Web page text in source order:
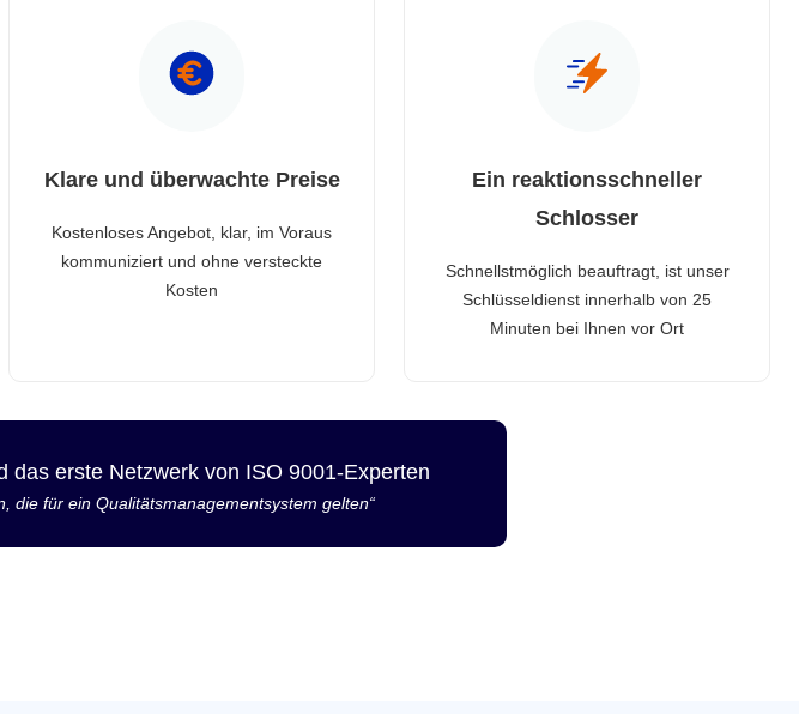
Klare und überwachte Preise
Kostenloses Angebot, klar, im Voraus
kommuniziert und ohne versteckte
Kosten
Ein reaktionsschneller
Schlosser
Schnellstmöglich beauftragt, ist unser
Schlüsseldienst innerhalb von 25
Minuten bei Ihnen vor Ort
das erste Netzwerk von ISO 9001-Experten
die für ein Qualitätsmanagementsystem gelten“